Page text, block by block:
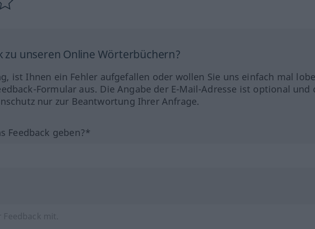
zu unseren Online Wörterbüchern?
ist Ihnen ein Fehler aufgefallen oder wollen Sie uns einfach mal
Formular aus. Die Angabe der E-Mail-Adresse ist optional und
nur zur Beantwortung Ihrer Anfrage.
Feedback geben?*